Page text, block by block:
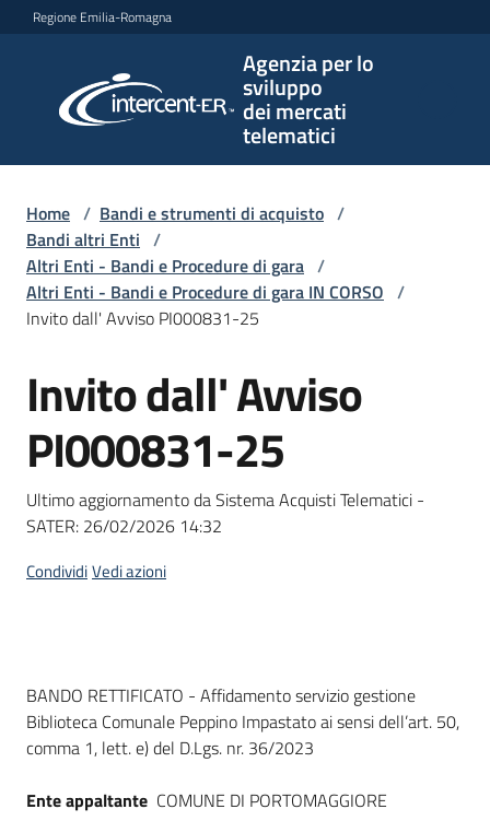
Vai al contenuto
Vai alla navigazione
Vai al footer
Regione Emilia-Romagna
Agenzia per lo
sviluppo
dei mercati
telematici
per lo
sviluppo
telematici
L'Agenzia
Bandi
strumenti
acquisto
telematiche
Home / Bandi e strumenti di acquisto /
Bandi altri Enti /
Altri Enti - Bandi e Procedure di gara /
Altri Enti - Bandi e Procedure di gara IN CORSO /
Invito dall' Avviso PI000831-25
Salta al contenuto
Invito dall' Avviso
PI000831-25
Ultimo aggiornamento da Sistema Acquisti Telematici -
SATER: 26/02/2026 14:32
CondividiVedi azioni
Dati del bando
BANDO RETTIFICATO - Affidamento servizio gestione
Biblioteca Comunale Peppino Impastato ai sensi dell’art. 50,
comma 1, lett. e) del D.Lgs. nr. 36/2023
Ente appaltante COMUNE DI PORTOMAGGIORE